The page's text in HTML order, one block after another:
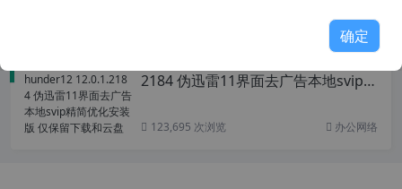
2184 伪迅雷11界面去广告本地svip精
123,695 次浏览 办公网络
确定